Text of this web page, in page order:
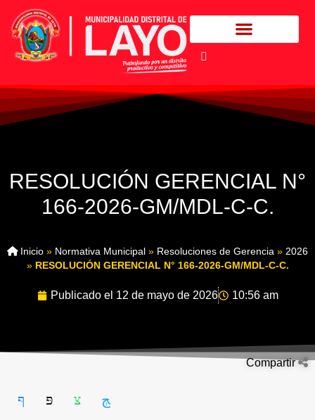
RESOLUCIÓN GERENCIAL N°
166-2026-GM/MDL-C-C.
Inicio » Normativa Municipal » Resoluciones de Gerencia » 2026
» RESOLUCIÓN GERENCIAL N° 166-2026-GM/MDL-C-C.
Publicado el 12 de mayo de 2026 10:56 am
Compartir